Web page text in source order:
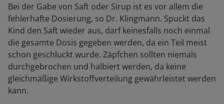
Bei der Gabe von Saft oder Sirup ist es vor allem die
fehlerhafte Dosierung, so Dr. Klingmann. Spuckt das
Kind den Saft wieder aus, darf keinesfalls noch einmal
die gesamte Dosis gegeben werden, da ein Teil meist
schon geschluckt wurde. Zäpfchen sollten niemals
durchgebrochen und halbiert werden, da keine
gleichmäßige Wirkstoffverteilung gewährleistet werden
kann.